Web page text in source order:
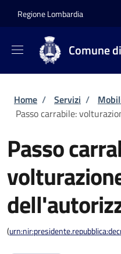
Regione Lombardia
Comune
Briciole di
Home / Servizi /
Passo carrabile:
Passo
(